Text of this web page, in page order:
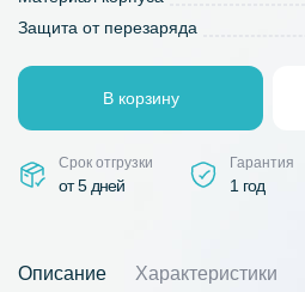
Защита от перезаряда
В корзину
Срок отгрузки
от 5 дней
Гарантия
1 год
Описание Характеристики